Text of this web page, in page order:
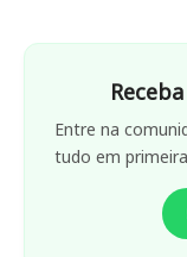
Entre na
tudo em